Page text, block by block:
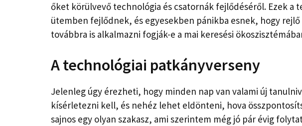
őket körülvevő technológia és csatornák fejlődéséről. Ezek a
ütemben fejlődnek, és egyesekben pánikba esnek, hogy
továbbra is alkalmazni fogják-e a mai keresési
A technológiai patkányverseny
Jelenleg úgy érezheti, hogy minden nap van valami új
kísérletezni kell, és nehéz lehet eldönteni, hova
sajnos egy olyan szakasz, ami szerintem még jó pár évig